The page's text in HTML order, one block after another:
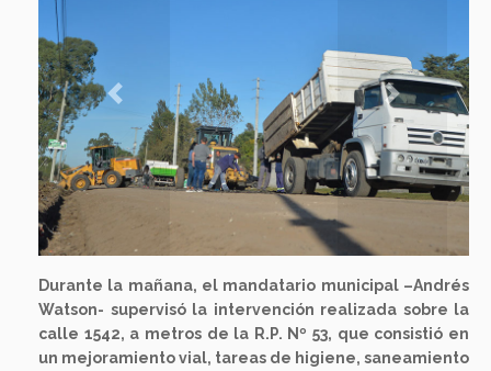
Previous Next
Durante la mañana, el mandatario municipal –Andrés
Watson- supervisó la intervención realizada sobre la
calle 1542, a metros de la R.P. Nº 53, que consistió en
un mejoramiento vial, tareas de higiene, saneamiento